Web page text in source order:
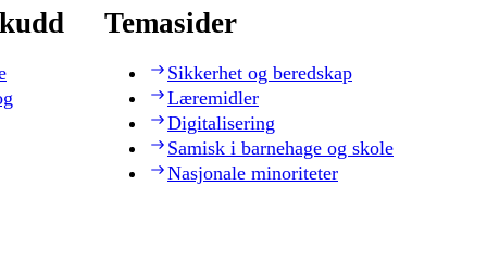
Temasider
Sikkerhet og beredskap
Læremidler
Digitalisering
Samisk i barnehage og skole
Nasjonale minoriteter